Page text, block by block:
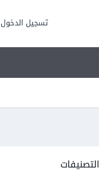
تسجيل الدخول
التصنيفات